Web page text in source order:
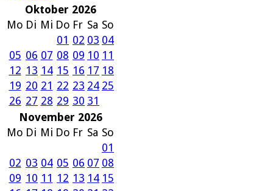
Oktober 2026
Mo Di Mi Do Fr Sa So
01 02 03 04
05 06 07 08 09 10 11
12 13 14 15 16 17 18
19 20 21 22 23 24 25
26 27 28 29 30 31
November 2026
Mo Di Mi Do Fr Sa So
01
02 03 04 05 06 07 08
09 10 11 12 13 14 15